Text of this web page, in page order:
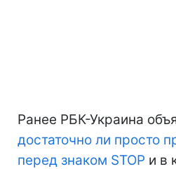
Ранее РБК-Украина
достаточно ли просто
перед знаком STOP и в